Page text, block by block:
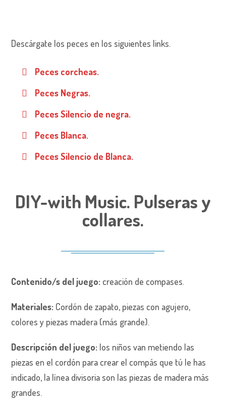
Descárgate los peces en los siguientes links.
Peces corcheas.
Peces Negras.
Peces Silencio de negra.
Peces Blanca.
Peces Silencio de Blanca.
DIY-with Music. Pulseras y
collares.
Contenido/s del juego: creación de compases.
Materiales: Cordón de zapato, piezas con agujero,
colores y piezas madera (más grande).
Descripción del juego: los niños van metiendo las
piezas en el cordón para crear el compás que tú le has
indicado, la línea divisoria son las piezas de madera más
grandes.